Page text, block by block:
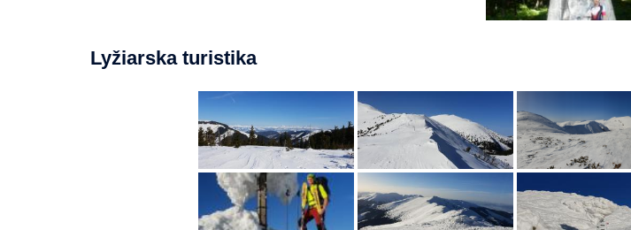
Lyžiarska turistika